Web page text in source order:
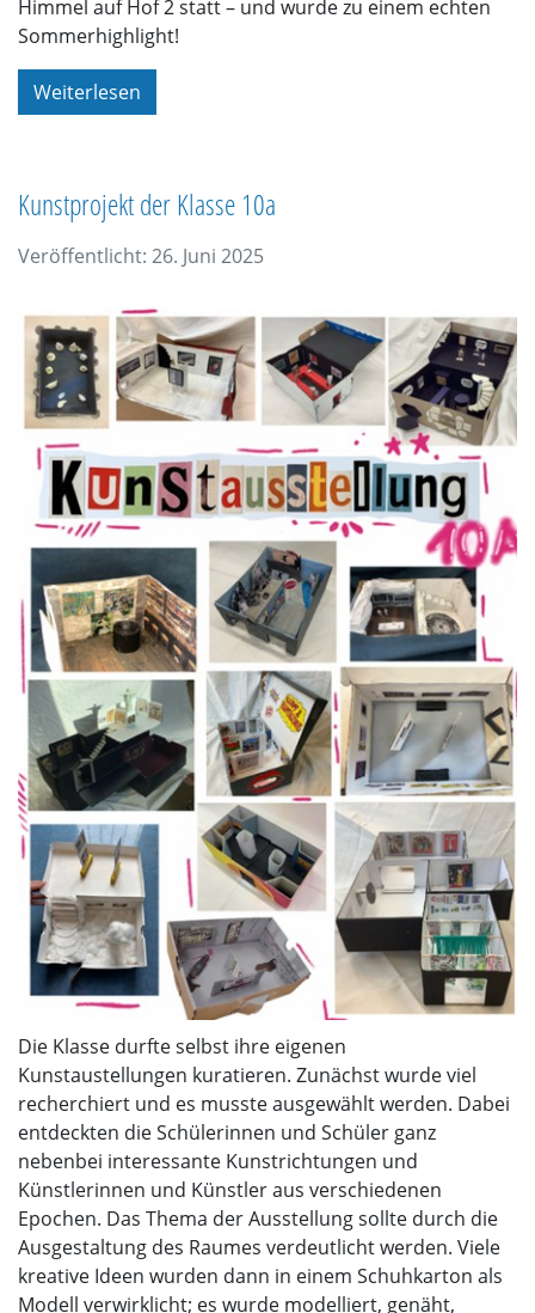
Himmel auf Hof 2 statt – und wurde zu einem echten
Sommerhighlight!
Weiterlesen
Kunstprojekt der Klasse 10a
Veröffentlicht: 26. Juni 2025
Die Klasse durfte selbst ihre eigenen
Kunstaustellungen kuratieren. Zunächst wurde viel
recherchiert und es musste ausgewählt werden. Dabei
entdeckten die Schülerinnen und Schüler ganz
nebenbei interessante Kunstrichtungen und
Künstlerinnen und Künstler aus verschiedenen
Epochen. Das Thema der Ausstellung sollte durch die
Ausgestaltung des Raumes verdeutlicht werden. Viele
kreative Ideen wurden dann in einem Schuhkarton als
Modell verwirklicht; es wurde modelliert, genäht,